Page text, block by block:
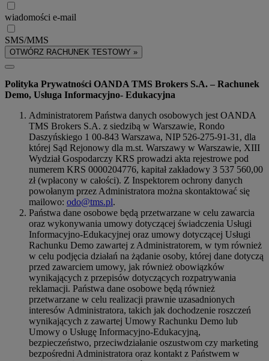
wiadomości e-mail
SMS/MMS
OTWÓRZ RACHUNEK TESTOWY »
Polityka Prywatności OANDA TMS Brokers S.A. – Rachunek
Demo, Usługa Informacyjno- Edukacyjna
Administratorem Państwa danych osobowych jest OANDA
TMS Brokers S.A. z siedzibą w Warszawie, Rondo
Daszyńskiego 1 00-843 Warszawa, NIP 526-275-91-31, dla
której Sąd Rejonowy dla m.st. Warszawy w Warszawie, XIII
Wydział Gospodarczy KRS prowadzi akta rejestrowe pod
numerem KRS 0000204776, kapitał zakładowy 3 537 560,00
zł (wpłacony w całości). Z Inspektorem ochrony danych
powołanym przez Administratora można skontaktować się
mailowo: odo@tms.pl.
Państwa dane osobowe będą przetwarzane w celu zawarcia
oraz wykonywania umowy dotyczącej świadczenia Usługi
Informacyjno-Edukacyjnej oraz umowy dotyczącej Usługi
Rachunku Demo zawartej z Administratorem, w tym również
w celu podjęcia działań na żądanie osoby, której dane dotyczą
przed zawarciem umowy, jak również obowiązków
wynikających z przepisów dotyczących rozpatrywania
reklamacji. Państwa dane osobowe będą również
przetwarzane w celu realizacji prawnie uzasadnionych
interesów Administratora, takich jak dochodzenie roszczeń
wynikających z zawartej Umowy Rachunku Demo lub
Umowy o Usługę Informacyjno-Edukacyjną,
bezpieczeństwo, przeciwdziałanie oszustwom czy marketing
bezpośredni Administratora oraz kontakt z Państwem w